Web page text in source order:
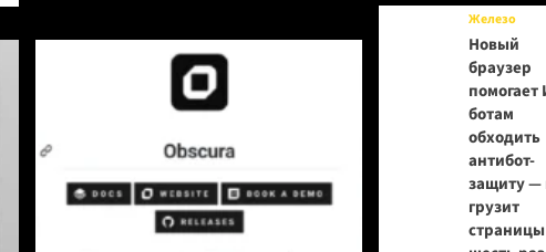
Железо
Новый
браузер
помогает
ботам
обходить
антибот-
защиту —
грузит